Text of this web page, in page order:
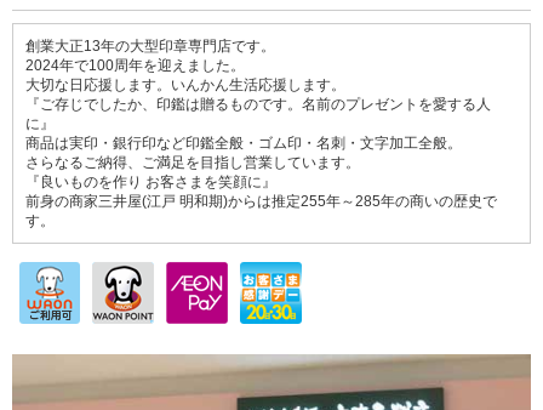
創業大正13年の大型印章専門店です。
2024年で100周年を迎えました。
大切な日応援します。いんかん生活応援します。
『ご存じでしたか、印鑑は贈るものです。名前のプレゼントを愛する人
に』
商品は実印・銀行印など印鑑全般・ゴム印・名刺・文字加工全般。
さらなるご納得、ご満足を目指し営業しています。
『良いものを作り お客さまを笑顔に』
前身の商家三井屋(江戸 明和期)からは推定255年～285年の商いの歴史で
す。